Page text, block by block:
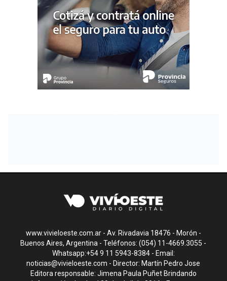
www.vivieloeste.com.ar - Av. Rivadavia 18476 - Morón -
Buenos Aires, Argentina - Teléfonos: (054) 11-4669.3055 -
Whatsapp:+54 9 11 5943-8384 - Email:
noticias@vivieloeste.com - Director: Martín Pedro Jose
Editora responsable: Jimena Paula Puñet Brindando